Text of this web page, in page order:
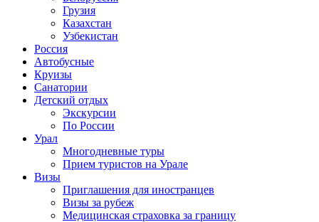
Грузия
Казахстан
Узбекистан
Россия
Автобусные
Круизы
Санатории
Детский отдых
Экскурсии
По России
Урал
Многодневные туры
Прием туристов на Урале
Визы
Приглашения для иностранцев
Визы за рубеж
Медицинская страховка за границу